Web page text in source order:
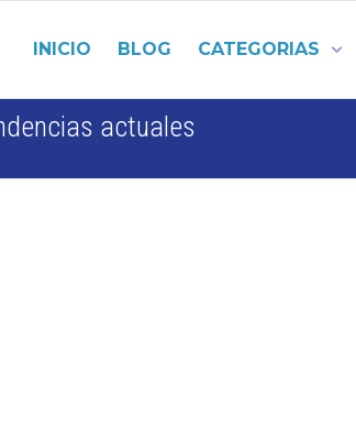
INICIO BLOG CATEGORIAS
actuales